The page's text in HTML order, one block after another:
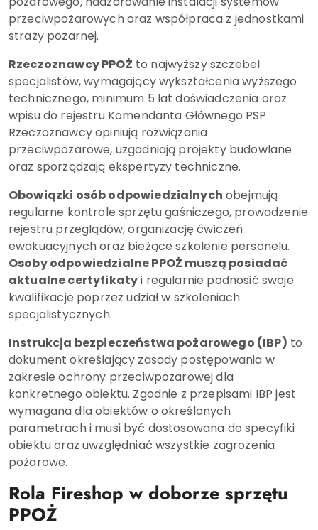
przeciwpożarowych oraz współpraca z jednostkami
straży pożarnej.
Rzeczoznawcy PPOŻ to najwyższy szczebel
specjalistów, wymagający wykształcenia wyższego
technicznego, minimum 5 lat doświadczenia oraz
wpisu do rejestru Komendanta Głównego PSP.
Rzeczoznawcy opiniują rozwiązania
przeciwpożarowe, uzgadniają projekty budowlane
oraz sporządzają ekspertyzy techniczne.
Obowiązki osób odpowiedzialnych obejmują
regularne kontrole sprzętu gaśniczego, prowadzenie
rejestru przeglądów, organizację ćwiczeń
ewakuacyjnych oraz bieżące szkolenie personelu.
Osoby odpowiedzialne PPOŻ muszą posiadać
aktualne certyfikatyi regularnie podnosić swoje
kwalifikacje poprzez udział w szkoleniach
specjalistycznych.
Instrukcja bezpieczeństwa pożarowego (IBP) to
dokument określający zasady postępowania w
zakresie ochrony przeciwpożarowej dla
konkretnego obiektu. Zgodnie z przepisami IBP jest
wymagana dla obiektów o określonych
parametrach i musi być dostosowana do specyfiki
obiektu oraz uwzględniać wszystkie zagrożenia
pożarowe.
Rola Fireshop w doborze sprzętu
PPOŻ